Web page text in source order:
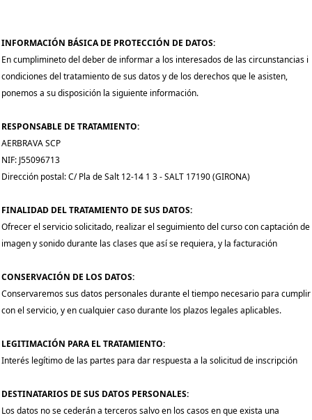
INFORMACIÓN BÁSICA DE PROTECCIÓN DE DATOS:
En cumplimineto del deber de informar a los interesados de las circunstancias i
condiciones del tratamiento de sus datos y de los derechos que le asisten,
ponemos a su disposición la siguiente información.
RESPONSABLE DE TRATAMIENTO:
AERBRAVA SCP
NIF: J55096713
Dirección postal: C/ Pla de Salt 12-14 1 3 - SALT 17190 (GIRONA)
FINALIDAD DEL TRATAMIENTO DE SUS DATOS:
Ofrecer el servicio solicitado, realizar el seguimiento del curso con captación de
imagen y sonido durante las clases que así se requiera, y la facturación
CONSERVACIÓN DE LOS DATOS:
Conservaremos sus datos personales durante el tiempo necesario para cumplir
con el servicio, y en cualquier caso durante los plazos legales aplicables.
LEGITIMACIÓN PARA EL TRATAMIENTO:
Interés legítimo de las partes para dar respuesta a la solicitud de inscripción
DESTINATARIOS DE SUS DATOS PERSONALES:
Los datos no se cederán a terceros salvo en los casos en que exista una